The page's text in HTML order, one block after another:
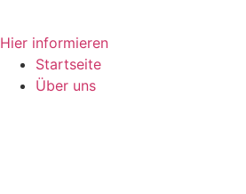
Inhalt
springen
Hier informieren
Startseite
Über uns